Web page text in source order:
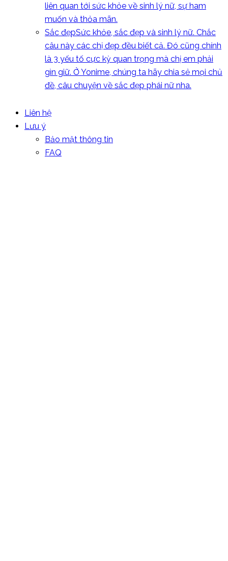
liên quan tới sức khỏe về sinh lý nữ, sự ham
muốn và thỏa mãn.
Sắc đẹpSức khỏe, sắc đẹp và sinh lý nữ. Chắc
câu này các chị đẹp đều biết cả. Đó cũng chính
là 3 yếu tố cực kỳ quan trọng mà chị em phải
gìn giữ. Ở Yonime, chúng ta hãy chia sẻ mọi chủ
đề, câu chuyện về sắc đẹp phái nữ nha.
Liên hệ
Lưu ý
Bảo mật thông tin
FAQ